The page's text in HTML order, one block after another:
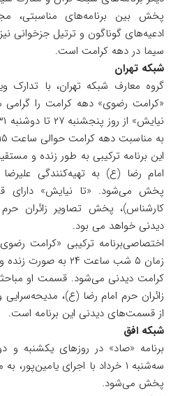
پخش بین برنامه‌های مناسبتی،
ادعیه‌های گوناگون و ترتیل جزخوانی
سیما در دهه کرامت است.
شبکه تهران
گروه معارف شبکه تهران، با تدارک
«کرامت رضوی» دهه کرامت را گرامی
به مناسبت دهه کرامت حوالی ساعت ۱۲:۱۵روی آنتن می‌رود.
این برنامه ترکیبی به طور زنده و
امام رضا (ع) به تهیه‌کنندگی
پخش می‌شود. «تا نیایش» دارای
کارشناس)، پخش تصاویر زائران
دیدنی خواهد می بود.
زمان ۵ شب ساعت ۲۴
کرامت دیدنی می‌شود. قسمت او
زائران حرم امام رضا (ع)،
از قسمت‌های دیدنی این برنامه است.
شبکه افق
پخش می‌شود.